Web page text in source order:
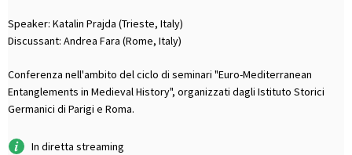
Speaker: Katalin Prajda (Trieste, Italy)
Discussant: Andrea Fara (Rome, Italy)
Conferenza nell'ambito del ciclo di seminari "Euro-Mediterranean
Entanglements in Medieval History", organizzati dagli Istituto Storici
Germanici di Parigi e Roma.
In diretta streaming